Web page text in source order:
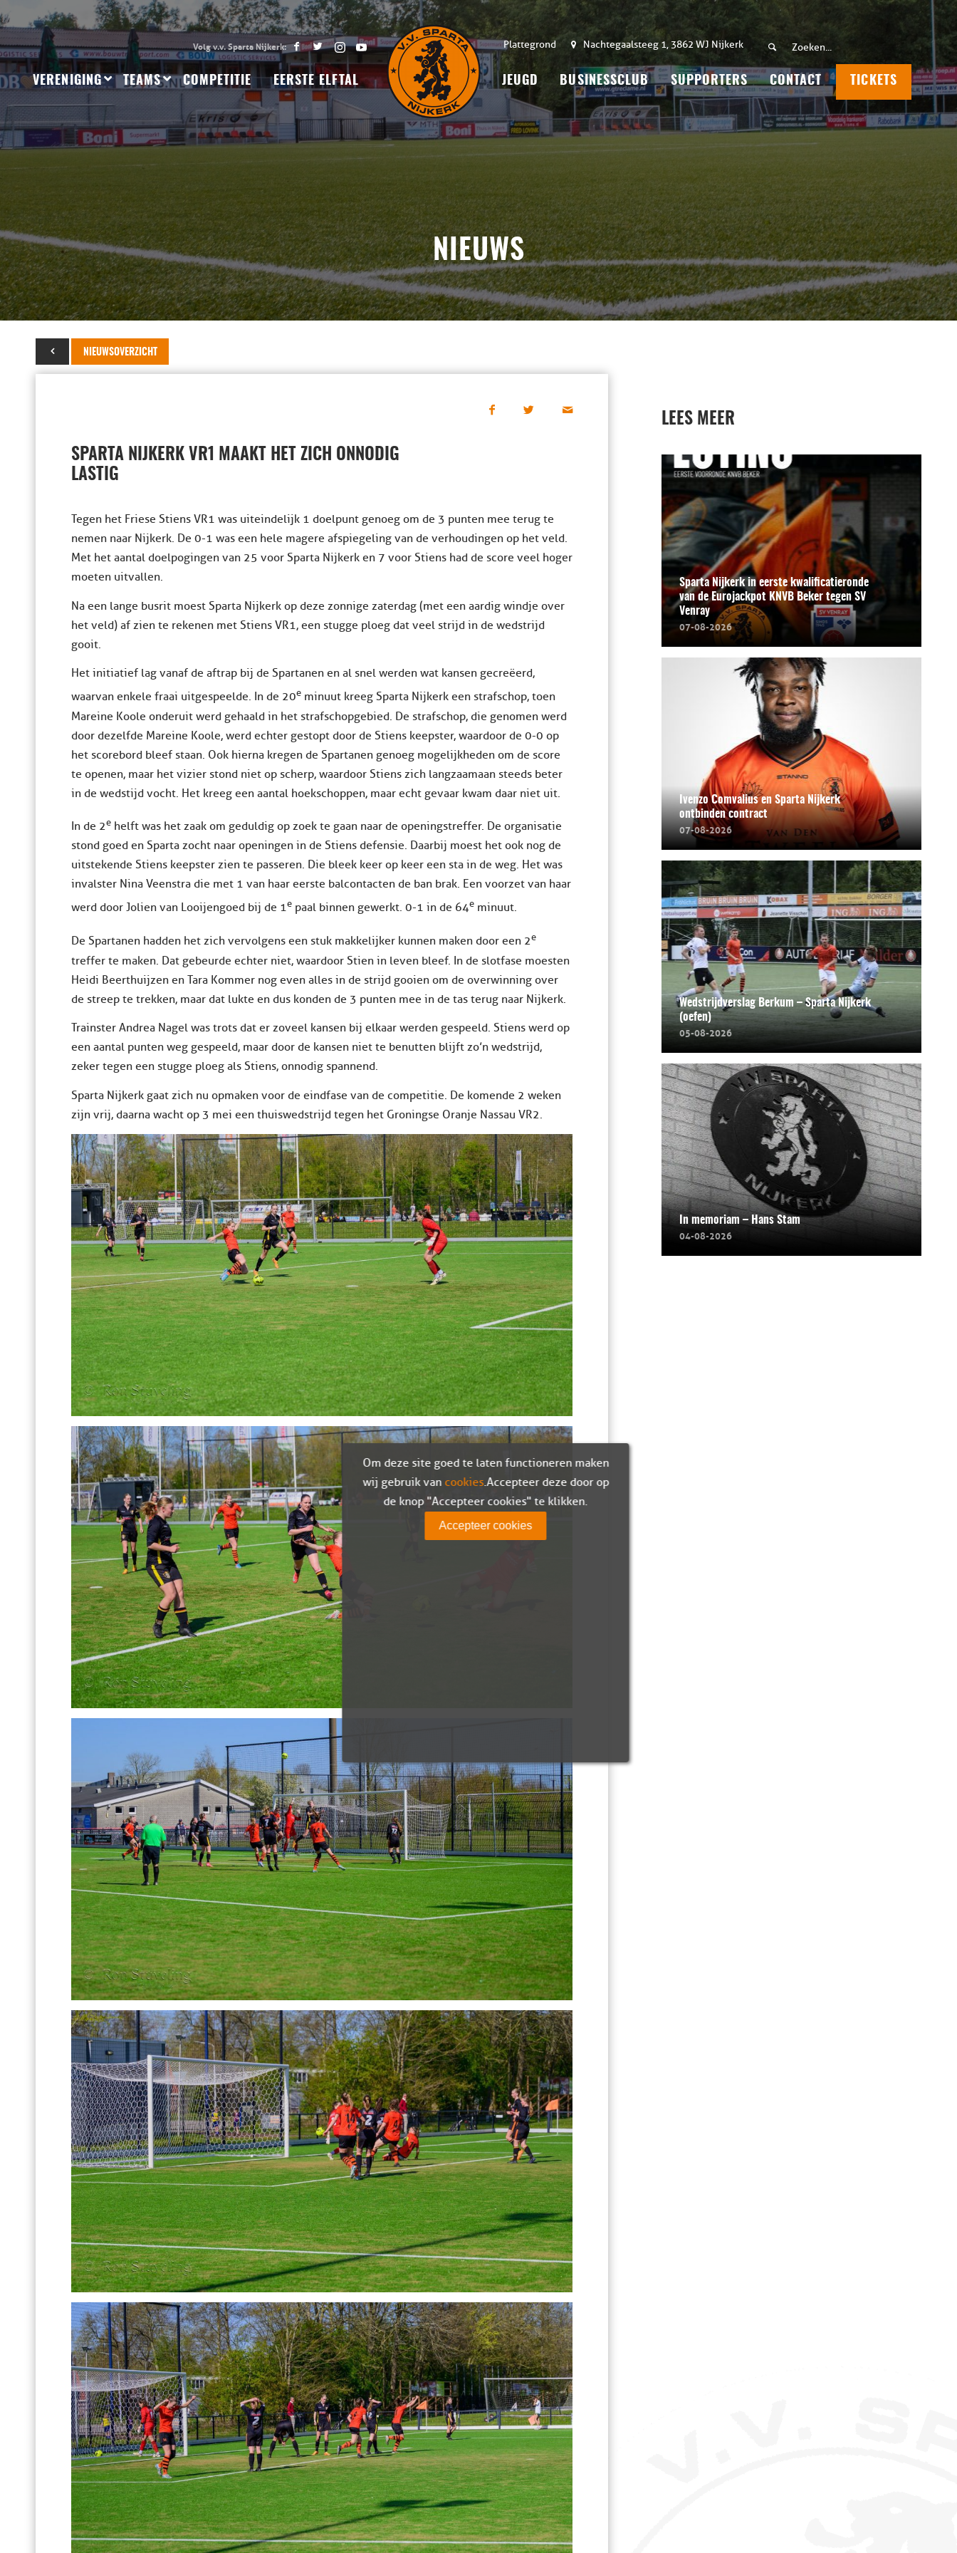
Plattegrond Nachtegaalsteeg 1, 3862 WJ Nijkerk
VERENIGING TEAMS COMPETITIE EERSTE ELFTAL JEUGD BUSINESSCLUB SUPPORTERS CONTACT TICKETS
NIEUWS
NIEUWSOVERZICHT
13 april 2025
SPARTA NIJKERK VR1 MAAKT HET ZICH ONNODIG
LASTIG
Tegen het Friese Stiens VR1 was uiteindelijk 1 doelpunt genoeg om de 3 punten mee terug te
nemen naar Nijkerk. De 0-1 was een hele magere afspiegeling van de verhoudingen op het veld.
Met het aantal doelpogingen van 25 voor Sparta Nijkerk en 7 voor Stiens had de score veel hoger
moeten uitvallen.
Na een lange busrit moest Sparta Nijkerk op deze zonnige zaterdag (met een aardig windje over
het veld) af zien te rekenen met Stiens VR1, een stugge ploeg dat veel strijd in de wedstrijd
gooit.
Het initiatief lag vanaf de aftrap bij de Spartanen en al snel werden wat kansen gecreëerd,
waarvan enkele fraai uitgespeelde. In de 20e minuut kreeg Sparta Nijkerk een strafschop, toen
Mareine Koole onderuit werd gehaald in het strafschopgebied. De strafschop, die genomen werd
door dezelfde Mareine Koole, werd echter gestopt door de Stiens keepster, waardoor de 0-0 op
het scorebord bleef staan. Ook hierna kregen de Spartanen genoeg mogelijkheden om de score
te openen, maar het vizier stond niet op scherp, waardoor Stiens zich langzaamaan steeds beter
in de wedstijd vocht. Het kreeg een aantal hoekschoppen, maar echt gevaar kwam daar niet uit.
In de 2e helft was het zaak om geduldig op zoek te gaan naar de openingstreffer. De organisatie
stond goed en Sparta zocht naar openingen in de Stiens defensie. Daarbij moest het ook nog de
uitstekende Stiens keepster zien te passeren. Die bleek keer op keer een sta in de weg. Het was
invalster Nina Veenstra die met 1 van haar eerste balcontacten de ban brak. Een voorzet van haar
werd door Jolien van Looijengoed bij de 1e paal binnen gewerkt. 0-1 in de 64e minuut.
De Spartanen hadden het zich vervolgens een stuk makkelijker kunnen maken door een 2e
treffer te maken. Dat gebeurde echter niet, waardoor Stien in leven bleef. In de slotfase moesten
Heidi Beerthuijzen en Tara Kommer nog even alles in de strijd gooien om de overwinning over
de streep te trekken, maar dat lukte en dus konden de 3 punten mee in de tas terug naar Nijkerk.
Trainster Andrea Nagel was trots dat er zoveel kansen bij elkaar werden gespeeld. Stiens werd op
een aantal punten weg gespeeld, maar door de kansen niet te benutten blijft zo’n wedstrijd,
zeker tegen een stugge ploeg als Stiens, onnodig spannend.
Sparta Nijkerk gaat zich nu opmaken voor de eindfase van de competitie. De komende 2 weken
zijn vrij, daarna wacht op 3 mei een thuiswedstrijd tegen het Groningse Oranje Nassau VR2.
LEES MEER
Sparta Nijkerk in eerste kwalificatieronde
van de Eurojackpot KNVB Beker tegen SV
Venray
07-08-2026
Ivenzo Comvalius en Sparta Nijkerk
ontbinden contract
07-08-2026
Wedstrijdverslag Berkum – Sparta Nijkerk
(oefen)
05-08-2026
In memoriam – Hans Stam
04-08-2026
Om deze site goed te laten functioneren maken
wij gebruik van cookies. Accepteer deze door op
de knop "Accepteer cookies" te klikken.
Accepteer cookies